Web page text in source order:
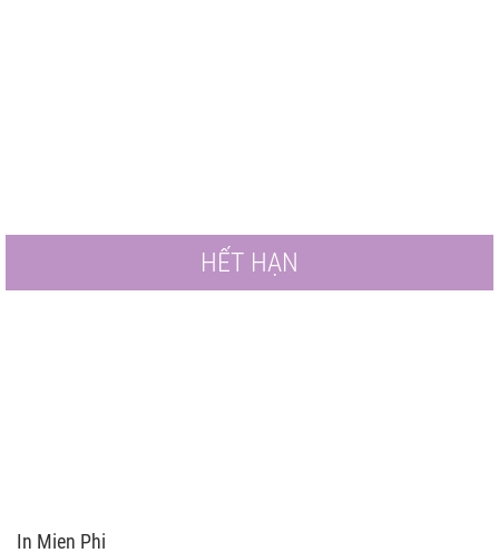
HẾT HẠN
In Mien Phi